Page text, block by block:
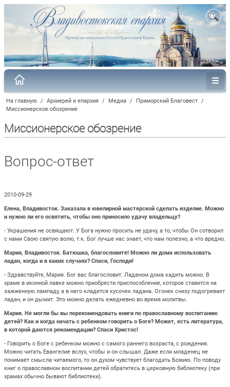
На главную / Архиерей и епархия / Медиа / Приморский Благовест /
Миссионерское обозрение
Миссионерское обозрение
Вопрос-ответ
2010-09-29
Елена, Владивосток. Заказала в ювелирной мастерской сделать изделие. Можно
и нужно ли его освятить, чтобы оно приносило удачу владельцу?
- Украшения не освящают. У Бога нужно просить не удачу, а то, чтобы Он сотворил
с нами Свою святую волю, т.к. Бог лучше нас знает, что нам полезно, а что вредно.
Мария, Владивосток. Батюшка, благословите! Можно ли дома использовать
ладан, когда и в каких случаях? Спаси, Господи!
- Здравствуйте, Мария. Бог вас благословит. Ладаном дома кадить можно. В
храме в иконной лавке можно приобрести приспособление, которое ставится на
зажженную лампаду, а в него кладется кусочек ладана. Огонек снизу подогревает
ладан, и он дымит. Это можно делать ежедневно во время молитвы.
Мария. Не могли бы вы порекомендовать книги по православному воспитанию
детей? Как и когда начать с ребенком говорить о Боге? Может, есть литература,
в которой даются рекомендации? Спаси Христос!
- Говорить о Боге с ребенком можно с самого раннего возраста, с рождения.
Можно читать Евангелие вслух, чтобы и он слышал. Даже если младенец не
понимает смысла читаемого, то он духом чувствует благодать Божию. По поводу
книг о православном воспитании детей обратитесь в церковную библиотеку (при
храмах обычно бывают библиотеки).